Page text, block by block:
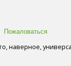
наверное,